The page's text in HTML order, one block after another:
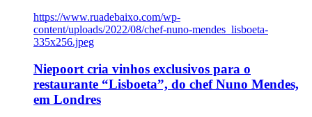
https://www.ruadebaixo.com/wp-
content/uploads/2022/08/chef-nuno-mendes_lisboeta-
335x256.jpeg
Niepoort cria vinhos exclusivos para o
restaurante “Lisboeta”, do chef Nuno Mendes,
em Londres